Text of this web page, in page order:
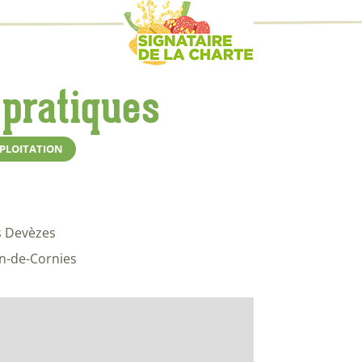
de-Cornies